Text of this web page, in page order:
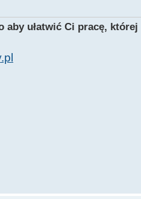
aby ułatwić Ci pracę,